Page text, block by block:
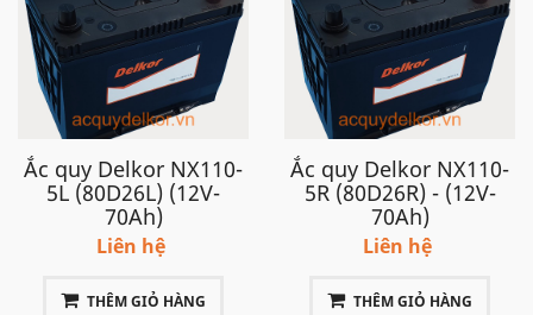
Ắc quy Delkor NX110-
5L (80D26L) (12V-
70Ah)
Liên hệ
THÊM GIỎ HÀNG
Ắc quy Delkor NX110-
5R (80D26R) - (12V-
70Ah)
Liên hệ
THÊM GIỎ HÀNG